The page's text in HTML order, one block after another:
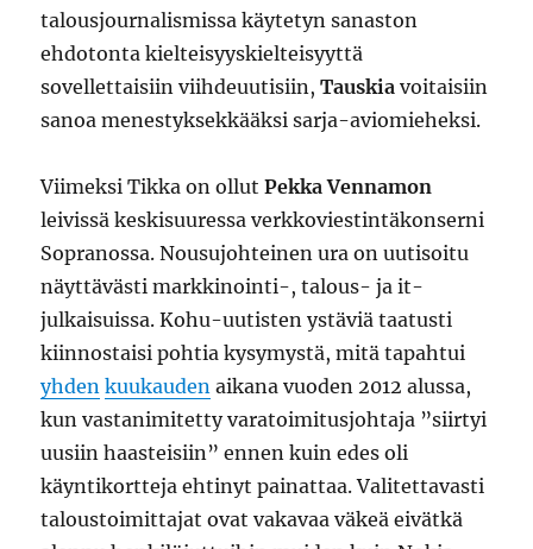
talousjournalismissa käytetyn sanaston
ehdotonta kielteisyyskielteisyyttä
sovellettaisiin viihdeuutisiin,Tauskia voitaisiin
sanoa menestyksekkääksi sarja-aviomieheksi.
Viimeksi Tikka on ollutPekka Vennamon
leivissä keskisuuressa verkkoviestintäkonserni
Sopranossa. Nousujohteinen ura on uutisoitu
näyttävästi markkinointi-, talous- ja it-
julkaisuissa. Kohu-uutisten ystäviä taatusti
kiinnostaisi pohtia kysymystä, mitä tapahtui
yhden kuukauden aikana vuoden 2012 alussa,
kun vastanimitetty varatoimitusjohtaja ”siirtyi
uusiin haasteisiin” ennen kuin edes oli
käyntikortteja ehtinyt painattaa. Valitettavasti
taloustoimittajat ovat vakavaa väkeä eivätkä